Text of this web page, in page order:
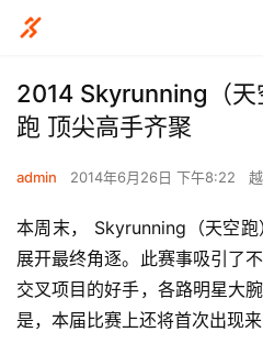
2014 Skyrunning（天
跑 顶尖高手齐聚
admin 2014年6月26日 下午8:22
本周末， Skyrunning（天空
展开最终角逐。此赛事吸引了
交叉项目的好手，各路明星大
是，本届比赛上还将首次出现